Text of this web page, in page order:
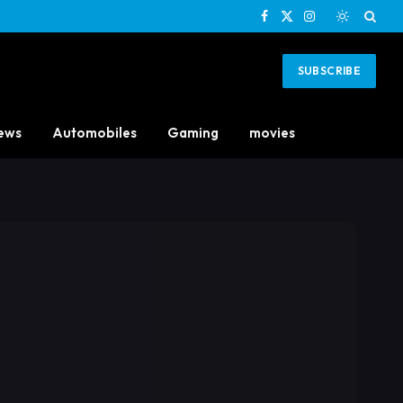
Facebook
X
Instagram
SUBSCRIBE
Automobiles Gaming movies